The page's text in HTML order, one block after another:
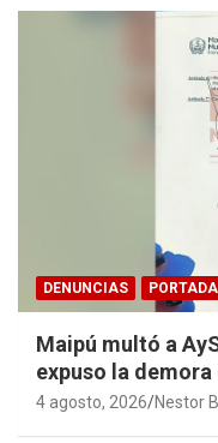
DENUNCIAS PORTADA
Maipú multó a
expuso la
4 agosto, 2026 Nestor